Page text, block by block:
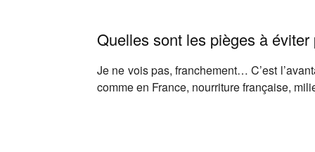
Quelles sont les pièges à
Je ne vois pas, franchement… C’est
comme en France, nourriture française,